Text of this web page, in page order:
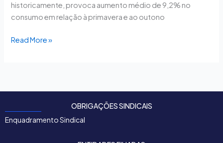
historicamente, provoca aumento médio de 9,2% no
consumo em relação à primavera e ao outono
Read More »
OBRIGAÇÕES SINDICAIS
Enquadramento Sindical